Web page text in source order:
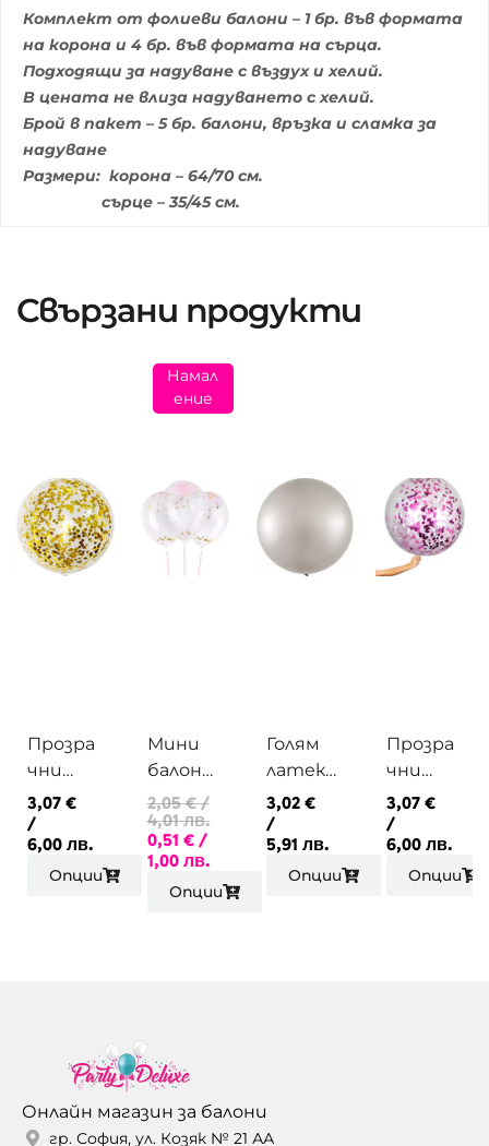
Комплект от фолиеви балони – 1 бр. във формата
на корона и 4 бр. във формата на сърца.
Подходящи за надуване с въздух и хелий.
В цената не влиза надуването с хелий.
Брой в пакет – 5 бр. балони, връзка и сламка за
надуване
Размери: корона – 64/70 см.
сърце – 35/45 см.
Свързани продукти
Прозра
чни
балони
с
пълнеж
от
3,07 €
/
6,00 лв.
Опции
Намал
ение
Мини
балони
със
розови
и
златни
конфе
2,05€/
4,01 лв.
0,51 €/
1,00 лв.
Опции
Голям
латекс
ов
балон
90см
3,02 €
/
5,91 лв.
Опции
Прозра
чни
балони
с
пълнеж
от
3,07 €
/
6,00 лв.
Опции
Онлайн магазин за балони
гр. София, ул. Козяк № 21 АА